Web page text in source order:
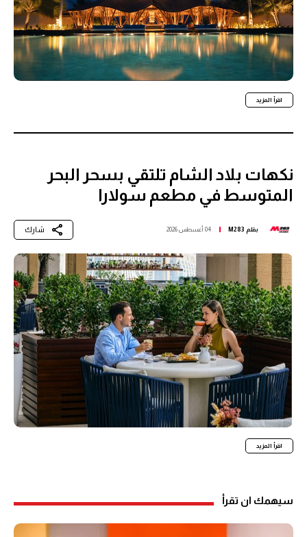
اقرأ المزيد
نكهات بلاد الشام تلتقي بسحر البحر
المتوسط في مطعم سولارا
بقلم M283 04 أغسطس 2026 شارك
اقرأ المزيد
سيهمك ان تقرأ